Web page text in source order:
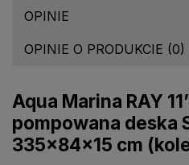
OPINIE
OPINIE O PRODUKCIE (0)
Aqua Marina RAY
pompowana deska
335×84×15 cm